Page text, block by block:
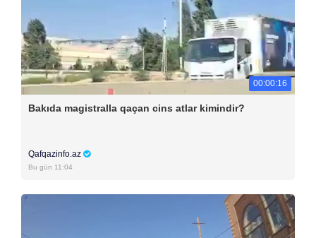
00:00:16
Bakıda magistralla qaçan cins atlar kimindir?
Qafqazinfo.az
Bu gün 11:04